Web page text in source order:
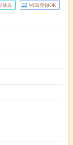
休み WEB登録OK